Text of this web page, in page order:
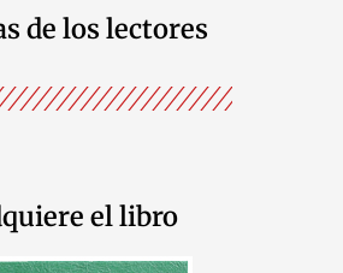
de los lectores
el libro